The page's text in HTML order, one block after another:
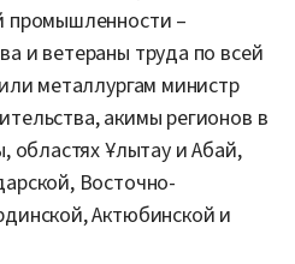
промышленности –
и ветераны труда по всей
металлургам министр
акимы регионов в
областях Ұлытау и Абай,
Восточно-
Актюбинской и